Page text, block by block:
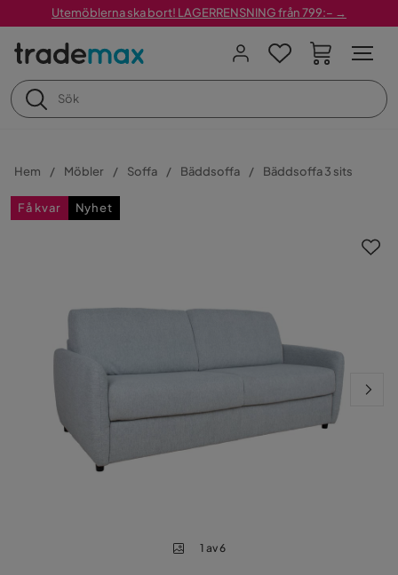
Utemöblerna ska bort! LAGERRENSNING från 799:– →
Hem Möbler Soffa Bäddsoffa Bäddsoffa 3 sits
Få kvar Nyhet
1 av 6